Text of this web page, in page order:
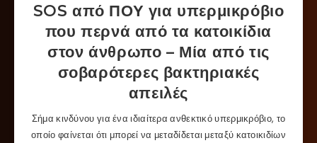
SOS από ΠΟΥ για υπερμικρόβιο
που περνά από τα κατοικίδια
στον άνθρωπο – Μία από τις
σοβαρότερες βακτηριακές
απειλές
Σήμα κινδύνου για ένα ιδιαίτερα ανθεκτικό υπερμικρόβιο, το
οποίο φαίνεται ότι μπορεί να μεταδίδεται μεταξύ κατοικιδίων